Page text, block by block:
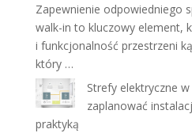
Zapewnienie odpowiedniego
walk-in to kluczowy element,
i funkcjonalność przestrzeni
który …
Strefy elektryczne w
zaplanować
praktyką